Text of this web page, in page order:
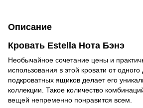
Описание
Кровать Estella Нота Бэнэ
Необычайное сочетание цены и
использования в этой кровати от
подкроватных ящиков делает его
коллекции. Такое количество
вещей непременно понравится всем.